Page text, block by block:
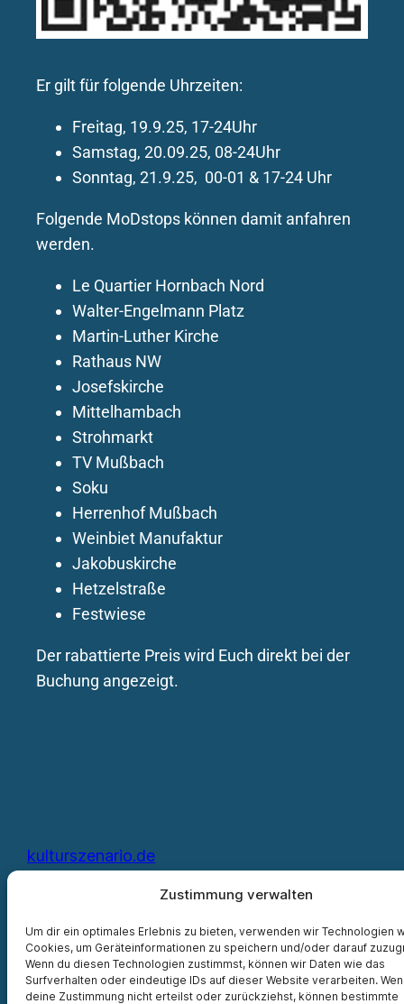
Zustimmung verwalten
Um dir ein optimales Erlebnis zu bieten, verwenden wir Technologien
Cookies, um Geräteinformationen zu speichern und/oder darauf
Wenn du diesen Technologien zustimmst, können wir Daten wie das
Surfverhalten oder eindeutige IDs auf dieser Website verarbeiten.
deine Zustimmung nicht erteilst oder zurückziehst, können bestimmte
Er gilt für folgende Uhrzeiten:
Freitag, 19.9.25, 17-24Uhr
Samstag, 20.09.25, 08-24Uhr
Sonntag, 21.9.25, 00-01 & 17-24 Uhr
Folgende MoDstops können damit anfahren
werden.
Le Quartier Hornbach Nord
Walter-Engelmann Platz
Martin-Luther Kirche
Rathaus NW
Josefskirche
Mittelhambach
Strohmarkt
TV Mußbach
Soku
Herrenhof Mußbach
Weinbiet Manufaktur
Jakobuskirche
Hetzelstraße
Festwiese
Der rabattierte Preis wird Euch direkt bei der
Buchung angezeigt.
kulturszenario.de